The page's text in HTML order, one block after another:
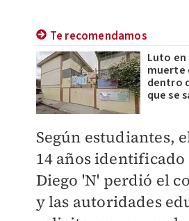
Te recomendamos
Luto
muerte
dentro
que se
Según estudiantes,
14 años identificado
Diego 'N' perdió el
y las autoridades